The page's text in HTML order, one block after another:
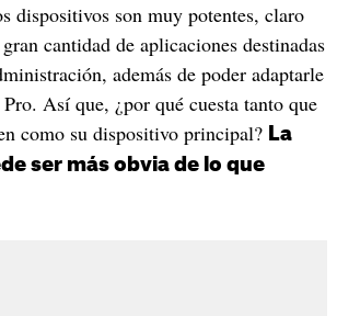
dispositivos son muy potentes, claro
cantidad de aplicaciones destinadas
además de poder adaptarle
Así que, ¿por qué cuesta tanto que
como su dispositivo principal? La
ser más obvia de lo que